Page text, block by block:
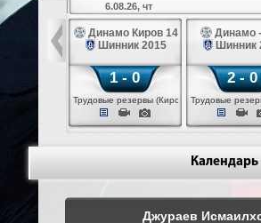
белые 14
6.08.26, чт
Динамо Киров 14
Шинник 2015
1 - 0
Трудовые резервы (Киров)
Динамо
Шинник
2 - 0
Трудовые
Календарь
Джураев